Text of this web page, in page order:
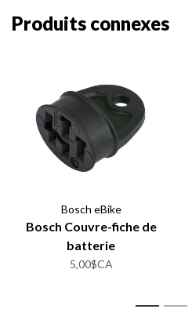
Produits connexes
Bosch eBike
Bosch Couvre-fiche de
batterie
5,00$CA
1 2